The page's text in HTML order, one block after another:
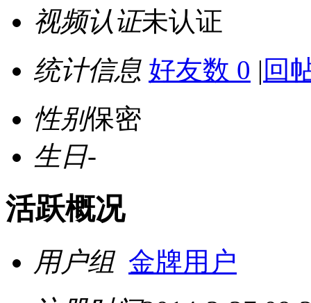
视频认证未认证
统计信息 好友数 0 | 回
性别保密
生日-
活跃概况
用户组 金牌用户